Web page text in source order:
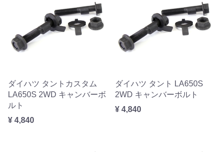
ダイハツ タントカスタム
LA650S 2WD キャンバーボ
ルト
¥ 4,840
ダイハツ タント LA650S
2WD キャンバーボルト
¥ 4,840